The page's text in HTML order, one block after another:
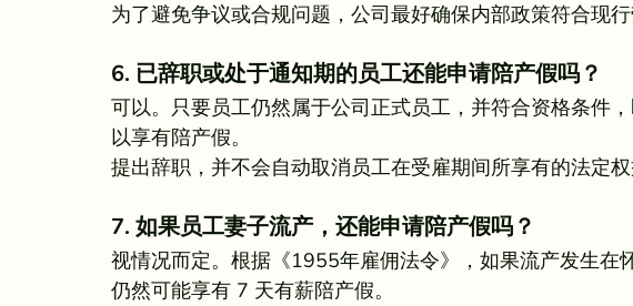
为了避免争议或合规问题，公司最好确保内部政策符合现
6. 已辞职或处于通知期的员工还能申请陪产假吗？
可以。只要员工仍然属于公司正式员工，并符合资格条件
以享有陪产假。
提出辞职，并不会自动取消员工在受雇期间所享有的法定权
7. 如果员工妻子流产，还能申请陪产假吗？
视情况而定。根据《1955年雇佣法令》，如果流产发生在
仍然可能享有 7 天有薪陪产假。